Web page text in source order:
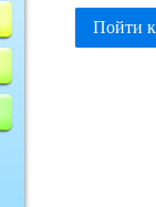
Пойти